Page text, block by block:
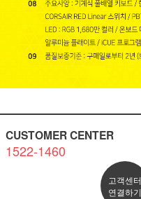
CUSTOMER CENTER
1522-1460
고객센터
연결하기